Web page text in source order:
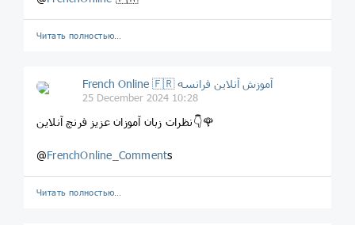
Читать полностью…
French Online 🇫🇷 آموزش آنلاین فرانسه
25 December 2024 10:28
نظرات زبان آموزان عزیز فرنچ آنلاین👇🌹
@FrenchOnline_Comments
Читать полностью…